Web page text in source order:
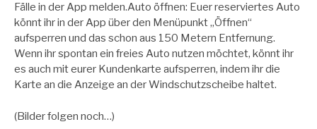
Fälle in der App melden.Auto öffnen: Euer reserviertes Auto
könnt ihr in der App über den Menüpunkt „Öffnen“
aufsperren und das schon aus 150 Metern Entfernung.
Wenn ihr spontan ein freies Auto nutzen möchtet, könnt ihr
es auch mit eurer Kundenkarte aufsperren, indem ihr die
Karte an die Anzeige an der Windschutzscheibe haltet.
(Bilder folgen noch…)